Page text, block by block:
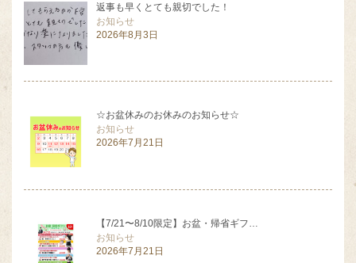
返事も早くとても親切でした！
お知らせ
2026年8月3日
☆お盆休みのお休みのお知らせ☆
お知らせ
2026年7月21日
【7/21〜8/10限定】お盆・帰省ギフ…
お知らせ
2026年7月21日